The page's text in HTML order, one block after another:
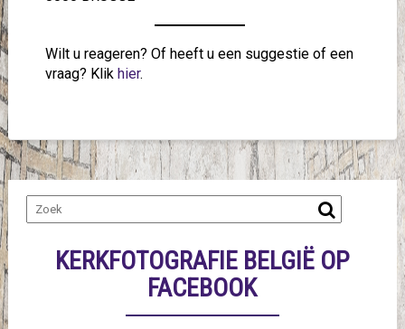
Wilt u reageren? Of heeft u een suggestie of een
vraag? Klik hier.
KERKFOTOGRAFIE BELGIË OP
FACEBOOK